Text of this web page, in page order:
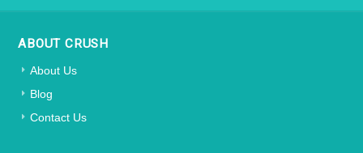
ABOUT CRUSH
About Us
Blog
Contact Us